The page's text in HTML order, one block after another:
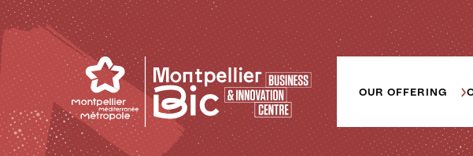
Skip to main content
Main
OUR OFFERING